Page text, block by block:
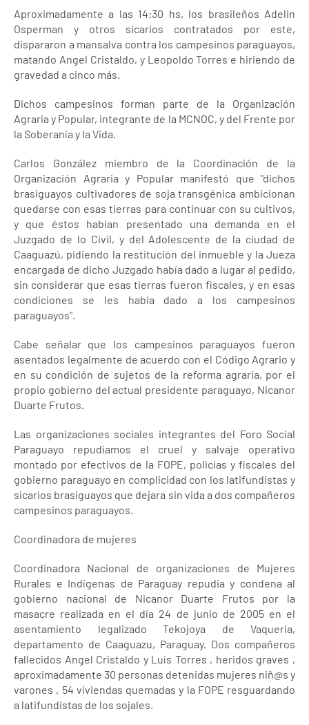
Aproximadamente a las 14:30 hs, los brasileños Adelin
Osperman y otros sicarios contratados por este,
dispararon a mansalva contra los campesinos paraguayos,
matando Angel Cristaldo, y Leopoldo Torres e hiriendo de
gravedad a cinco más.
Dichos campesinos forman parte de la Organización
Agraria y Popular, integrante de la MCNOC, y del Frente por
la Soberanía y la Vida.
Carlos González miembro de la Coordinación de la
Organización Agraria y Popular manifestó que "dichos
brasiguayos cultivadores de soja transgénica ambicionan
quedarse con esas tierras para continuar con su cultivos,
y que éstos habían presentado una demanda en el
Juzgado de lo Civil, y del Adolescente de la ciudad de
Caaguazú, pidiendo la restitución del inmueble y la Jueza
encargada de dicho Juzgado había dado a lugar al pedido,
sin considerar que esas tierras fueron fiscales, y en esas
condiciones se les había dado a los campesinos
paraguayos".
Cabe señalar que los campesinos paraguayos fueron
asentados legalmente de acuerdo con el Código Agrario y
en su condición de sujetos de la reforma agraria, por el
propio gobierno del actual presidente paraguayo, Nicanor
Duarte Frutos.
Las organizaciones sociales integrantes del Foro Social
Paraguayo repudiamos el cruel y salvaje operativo
montado por efectivos de la FOPE, policías y fiscales del
gobierno paraguayo en complicidad con los latifundistas y
sicarios brasiguayos que dejara sin vida a dos compañeros
campesinos paraguayos.
Coordinadora de mujeres
Coordinadora Nacional de organizaciones de Mujeres
Rurales e Indígenas de Paraguay repudia y condena al
gobierno nacional de Nicanor Duarte Frutos por la
masacre realizada en el día 24 de junio de 2005 en el
asentamiento legalizado Tekojoya de Vaquería,
departamento de Caaguazu, Paraguay. Dos compañeros
fallecidos Angel Cristaldo y Luís Torres , heridos graves ,
aproximadamente 30 personas detenidas mujeres niñ@s y
varones , 54 viviendas quemadas y la FOPE resguardando
a latifundistas de los sojales.